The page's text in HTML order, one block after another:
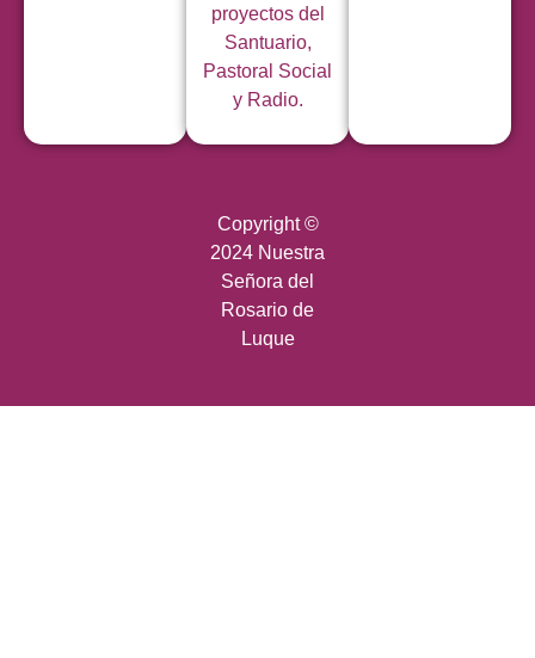
proyectos del
Santuario,
Pastoral Social
y Radio.
Copyright ©
2024 Nuestra
Señora del
Rosario de
Luque